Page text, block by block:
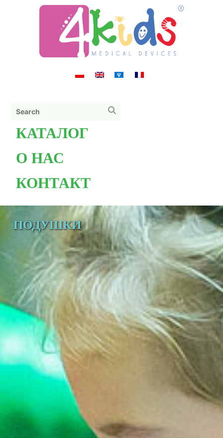
КАТАЛОГ
О НАС
КОНТАКТ
ПОДУШКИ